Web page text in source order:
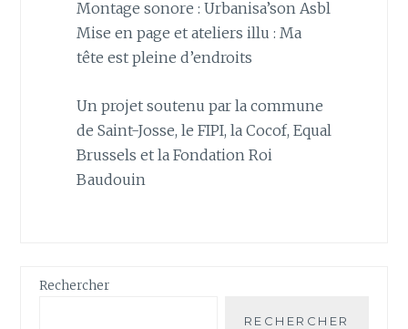
Montage sonore : Urbanisa’son Asbl
Mise en page et ateliers illu : Ma
tête est pleine d’endroits
Un projet soutenu par la commune
de Saint-Josse, le FIPI, la Cocof, Equal
Brussels et la Fondation Roi
Baudouin
Rechercher
RECHERCHER